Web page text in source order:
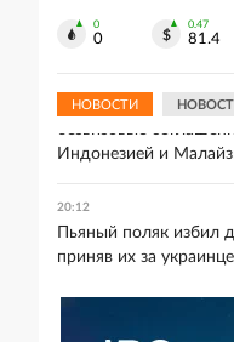
0
0
0.47
81.4
НОВОСТИ
которого награждал
МЭР: РФ
безвизовые
Индонезией и
20:12
Пьяный поляк избил
приняв их за